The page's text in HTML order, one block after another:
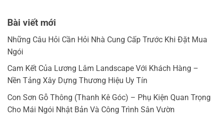
Bài viết mới
Những Câu Hỏi Cần Hỏi Nhà Cung Cấp Trước Khi Đặt Mua
Ngói
Cam Kết Của Lương Lâm Landscape Với Khách Hàng –
Nền Tảng Xây Dựng Thương Hiệu Uy Tín
Con Sơn Gỗ Thông (Thanh Kê Góc) – Phụ Kiện Quan Trọng
Cho Mái Ngói Nhật Bản Và Công Trình Sân Vườn